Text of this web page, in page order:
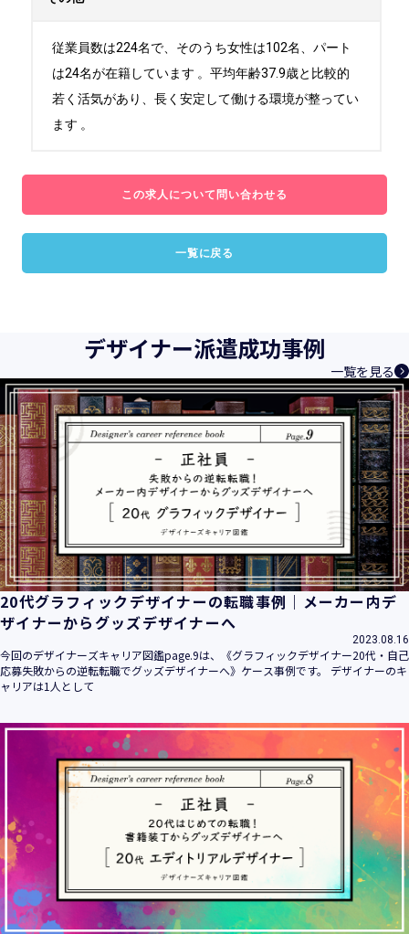
従業員数は224名で、そのうち女性は102名、パート
は24名が在籍しています 。平均年齢37.9歳と比較的
若く活気があり、長く安定して働ける環境が整ってい
ます 。
この求人について問い合わせる
一覧に戻る
デザイナー派遣成功事例
一覧を見る
20代グラフィックデザイナーの転職事例｜メーカー内デ
ザイナーからグッズデザイナーへ
2023.08.16
今回のデザイナーズキャリア図鑑page.9は、《グラフィックデザイナー20代・自己
応募失敗からの逆転転職でグッズデザイナーへ》ケース事例です。 デザイナーのキ
ャリアは1人として